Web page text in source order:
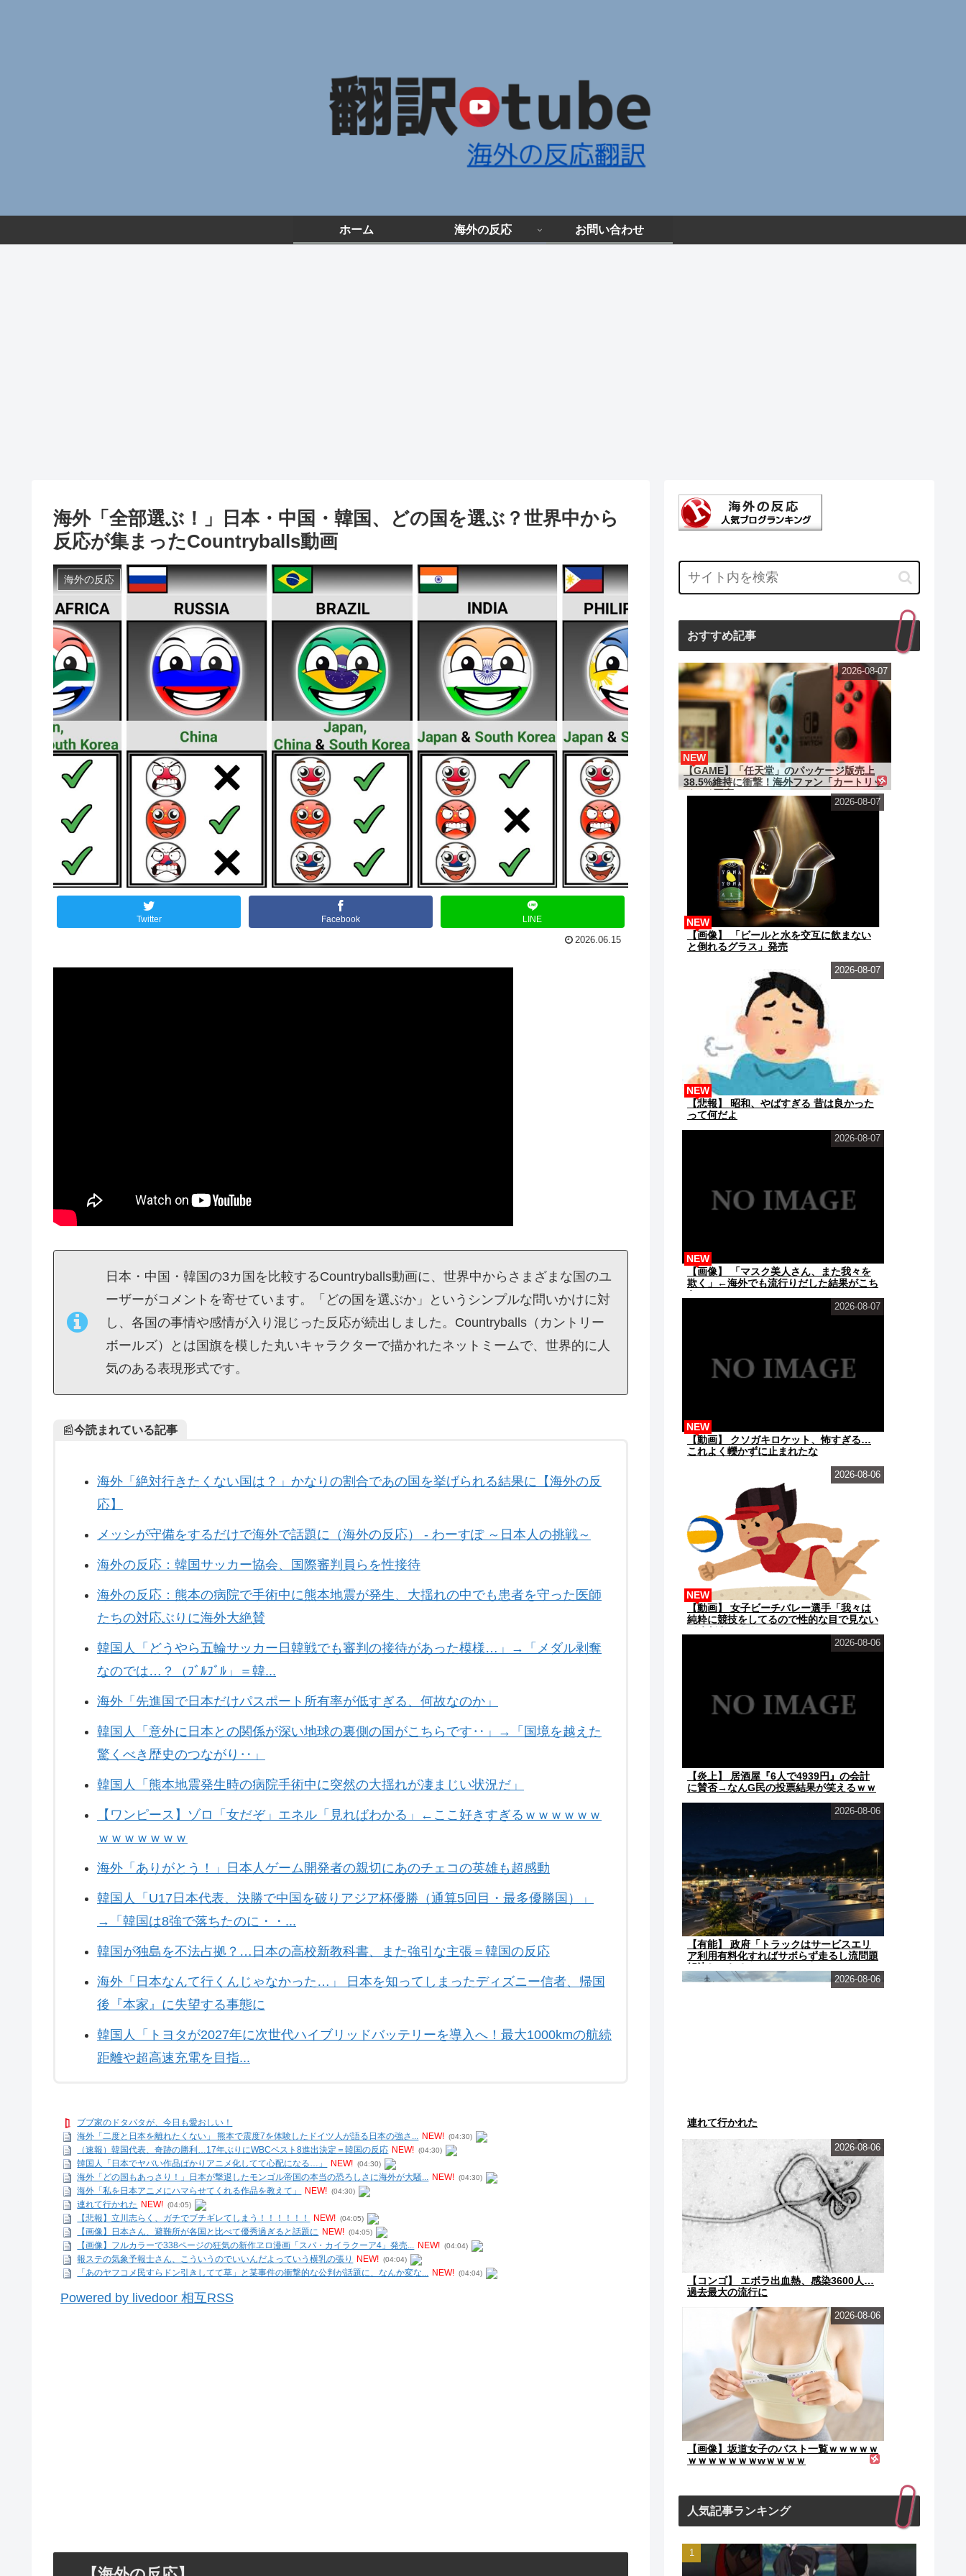
ホーム 海外の反応 お問い合わせ
海外「全部選ぶ！」日本・中国・韓国、どの国を選ぶ？世界中から
反応が集まったCountryballs動画
海外の反応
Twitter Facebook LINE
2026.06.15
日本・中国・韓国の3カ国を比較するCountryballs動画に、世界中からさまざまな国のユ
ーザーがコメントを寄せています。「どの国を選ぶか」というシンプルな問いかけに対
し、各国の事情や感情が入り混じった反応が続出しました。Countryballs（カントリー
ボールズ）とは国旗を模した丸いキャラクターで描かれたネットミームで、世界的に人
気のある表現形式です。
📰今読まれている記事
海外「絶対行きたくない国は？」かなりの割合であの国を挙げられる結果に【海外の反
応】
メッシが守備をするだけで海外で話題に（海外の反応） - わーすぽ ～日本人の挑戦～
海外の反応：韓国サッカー協会、国際審判員らを性接待
海外の反応：熊本の病院で手術中に熊本地震が発生、大揺れの中でも患者を守った医師
たちの対応ぶりに海外大絶賛
韓国人「どうやら五輪サッカー日韓戦でも審判の接待があった模様…」→「メダル剥奪
なのでは…？（ﾌﾞﾙﾌﾞﾙ」＝韓...
海外「先進国で日本だけパスポート所有率が低すぎる、何故なのか」
韓国人「意外に日本との関係が深い地球の裏側の国がこちらです‥」→「国境を越えた
驚くべき歴史のつながり‥」
韓国人「熊本地震発生時の病院手術中に突然の大揺れが凄まじい状況だ」
【ワンピース】ゾロ「女だぞ」エネル「見ればわかる」←ここ好きすぎるｗｗｗｗｗｗ
ｗｗｗｗｗｗｗ
海外「ありがとう！」日本人ゲーム開発者の親切にあのチェコの英雄も超感動
韓国人「U17日本代表、決勝で中国を破りアジア杯優勝（通算5回目・最多優勝国）」
→「韓国は8強で落ちたのに・・...
韓国が独島を不法占拠？…日本の高校新教科書、また強引な主張＝韓国の反応
海外「日本なんて行くんじゃなかった…」 日本を知ってしまったディズニー信者、帰国
後『本家』に失望する事態に
韓国人「トヨタが2027年に次世代ハイブリッドバッテリーを導入へ！最大1000kmの航続
距離や超高速充電を目指...
ブブ家のドタバタが、今日も愛おしい！
海外「二度と日本を離れたくない」 熊本で震度7を体験したドイツ人が語る日本の強さ... NEW! (04:30)
（速報）韓国代表、奇跡の勝利…17年ぶりにWBCベスト8進出決定＝韓国の反応 NEW! (04:30)
韓国人「日本でヤバい作品ばかりアニメ化してて心配になる…」 NEW! (04:30)
海外「どの国もあっさり！」日本が撃退したモンゴル帝国の本当の恐ろしさに海外が大騒... NEW! (04:30)
海外「私を日本アニメにハマらせてくれる作品を教えて」 NEW! (04:30)
連れて行かれた NEW! (04:05)
【悲報】立川志らく、ガチでブチギレてしまう！！！！！！ NEW! (04:05)
【画像】日本さん、避難所が各国と比べて優秀過ぎると話題に NEW! (04:05)
【画像】フルカラーで338ページの狂気の新作ヱロ漫画「スパ・カイラクーア4」発売... NEW! (04:04)
報ステの気象予報士さん、こういうのでいいんだよっていう横乳の張り NEW! (04:04)
「あのヤフコメ民すらドン引きしてて草」と某事件の衝撃的な公判が話題に、なんか変な... NEW! (04:04)
Powered by livedoor 相互RSS
おすすめ記事
【GAME】「任天堂」のパッケージ版売上
38.5%維持に衝撃！海外ファン「カートリッ
ジこそ至高」
NEW
2026-08-07
【画像】 「ビールと水を交互に飲まない
と倒れるグラス」発売
NEW
2026-08-07
【悲報】 昭和、やばすぎる 昔は良かった
って何だよ
NEW
2026-08-07
【画像】 「マスク美人さん、また我々を
欺く」←海外でも流行りだした結果がこち
NEW
2026-08-07
【動画】 クソガキロケット、怖すぎる…
これよく轢かずに止まれたな
NEW
2026-08-07
【動画】 女子ビーチバレー選手「我々は
純粋に競技をしてるので性的な目で見ない
NEW
2026-08-06
【炎上】 居酒屋『6人で4939円』の会計
に賛否→なんG民の投票結果が笑えるｗｗ
2026-08-06
【有能】 政府「トラックはサービスエリ
ア利用有料化すればサボらず走るし流問題
2026-08-06
連れて行かれた
2026-08-06
【コンゴ】 エボラ出血熱、感染3600人…
過去最大の流行に
2026-08-06
【画像】坂道女子のバスト一覧ｗｗｗｗｗ
ｗｗｗｗｗｗｗwｗｗｗｗ
2026-08-06
人気記事ランキング